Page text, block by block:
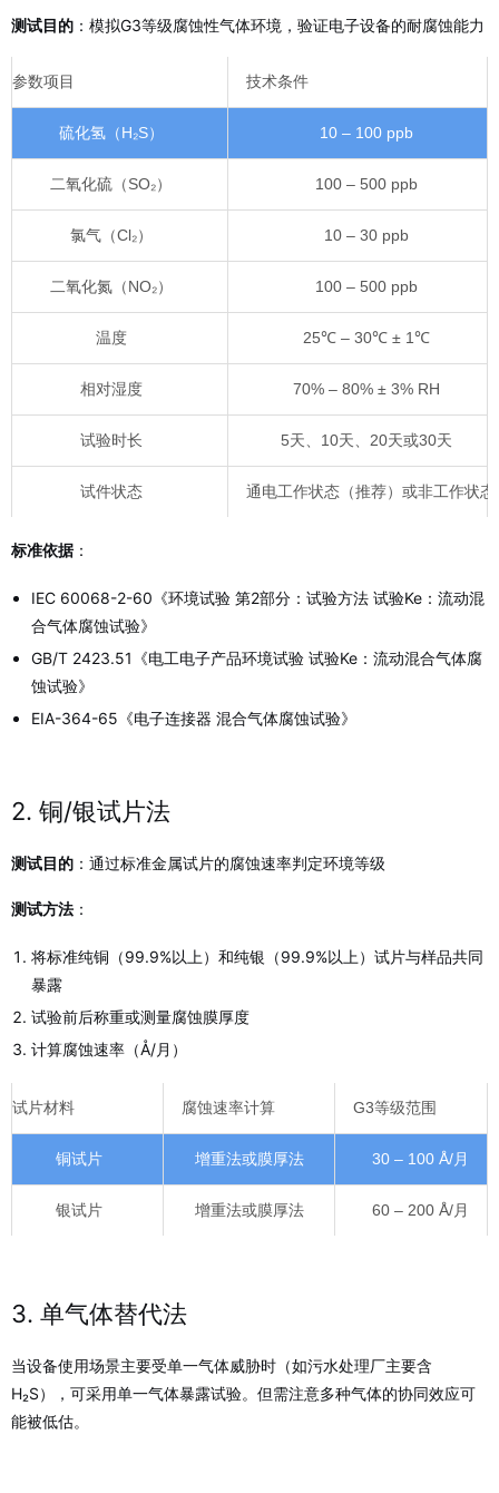
测试目的 ：模拟G3等级腐蚀性气体环境，验证电子设备的耐腐蚀能力
参数项目 技术条件
硫化氢（H₂S） 10 – 100 ppb
二氧化硫（SO₂） 100 – 500 ppb
氯气（Cl₂） 10 – 30 ppb
二氧化氮（NO₂） 100 – 500 ppb
温度 25℃ – 30℃ ± 1℃
相对湿度 70% – 80% ± 3% RH
试验时长 5天、10天、20天或30天
试件状态 通电工作状态（推荐）或非工作状态
标准依据：
IEC 60068-2-60《环境试验 第2部分：试验方法 试验Ke：流动混
合气体腐蚀试验》
GB/T 2423.51《电工电子产品环境试验 试验Ke：流动混合气体腐
蚀试验》
EIA-364-65《电子连接器 混合气体腐蚀试验》
2. 铜/银试片法
测试目的 ：通过标准金属试片的腐蚀速率判定环境等级
测试方法 ：
将标准纯铜（99.9%以上）和纯银（99.9%以上）试片与样品共同
暴露
试验前后称重或测量腐蚀膜厚度
计算腐蚀速率（Å/月）
试片材料 腐蚀速率计算 G3等级范围
铜试片 增重法或膜厚法 30 – 100 Å/月
银试片 增重法或膜厚法 60 – 200 Å/月
3. 单气体替代法
当设备使用场景主要受单一气体威胁时（如污水处理厂主要含
H₂S），可采用单一气体暴露试验。但需注意多种气体的协同效应可
能被低估。